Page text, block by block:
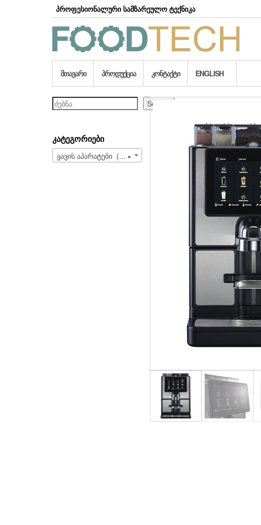
პროფესიონალური სამზარეულო ტექნიკა
ᲛᲗᲐᲕᲐᲠᲘ ᲞᲠᲝᲓᲣᲥᲪᲘᲐ ᲙᲝᲜᲢᲐᲥᲢᲘ ENGLISH
ძებნა Search
ᲙᲐᲢᲔᲒᲝᲠᲘᲔᲑᲘ
×
ყავის აპარატები (23)